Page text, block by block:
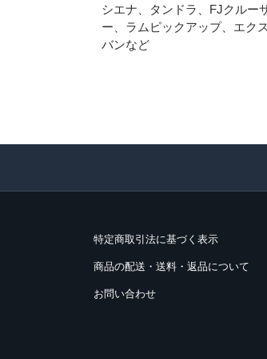
シエナ、タンドラ、FJクルー
ー、ラムピックアップ、エク
バンなど
特定商取引法に基づく表示
商品の配送・送料・返品について
お問い合わせ